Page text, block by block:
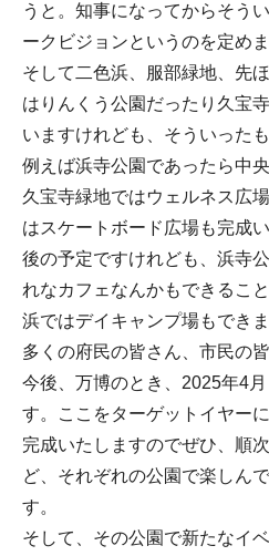
うと。知事になってからそう
ークビジョンというのを定め
そして二色浜、服部緑地、先
はりんくう公園だったり久宝
いますけれども、そういった
例えば浜寺公園であったら中
久宝寺緑地ではウェルネス広
はスケートボード広場も完成
後の予定ですけれども、浜寺
れなカフェなんかもできるこ
浜ではデイキャンプ場もできま
多くの府民の皆さん、市民の
今後、万博のとき、2025年4
す。ここをターゲットイヤー
完成いたしますのでぜひ、順
ど、それぞれの公園で楽しん
す。
そして、その公園で新たなイ